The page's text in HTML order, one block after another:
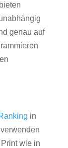
genau auf
in
wie in